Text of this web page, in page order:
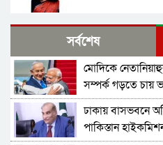
পুলিশের ৭
পাইপলাইনের
ডিজেল চেয়েছি:
যথাযোগ্য মর্যাদায়
পালিত
সর্বশেষ
মোদিকে
সম্পর্ক গড়তে চায়
ঢাকায় বাসভবনে
পাকিস্তান